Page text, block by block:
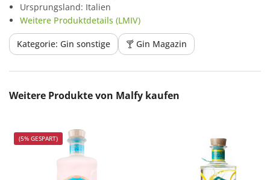
Ursprungsland: Italien
Weitere Produktdetails (LMIV)
Kategorie: Gin sonstige 🍸 Gin Magazin
Produktgalerie überspringen
Weitere Produkte von Malfy kaufen
(5% GESPART)